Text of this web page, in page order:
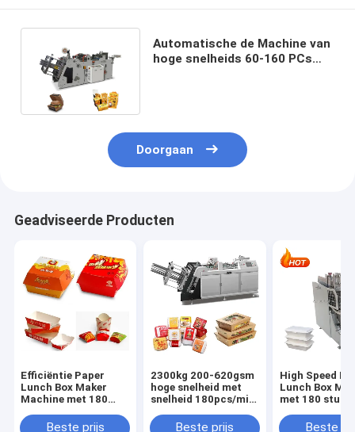
Automatische de Machine van
hoge snelheids 60-160 PCs
Doorgaan
Geadviseerde Producten
Efficiëntie Paper
Lunch Box Maker
Machine met 180
3KW stroombron
Beste prijs
2300kg 200-620gsm
hoge snelheid met
snelheid 180pcs/min
0,5MpaBeste prijs
High Speed
Lunch Box
met 180 stuks
voor snelle
Beste